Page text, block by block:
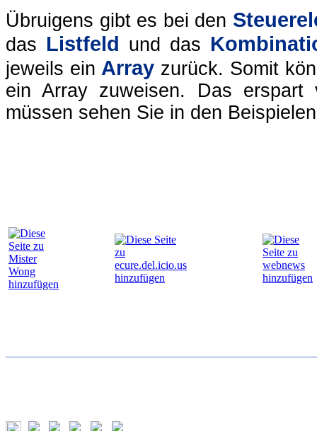
Übruigens gibt es bei den
das Listfeld und das
jeweils einArray zurück. Somit
ein Array zuweisen. Das erspart
müssen sehen Sie in den